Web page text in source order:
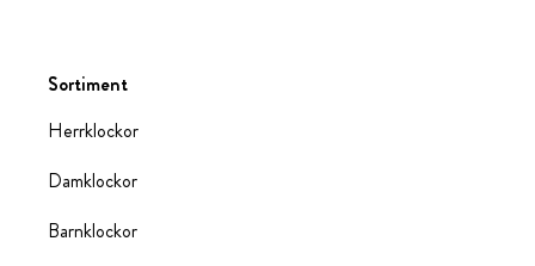
Sortiment
Herrklockor
Damklockor
Barnklockor